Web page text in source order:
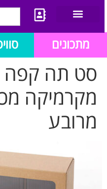
מתכונים
סט תה קפה
מקרמיקה
מרובע